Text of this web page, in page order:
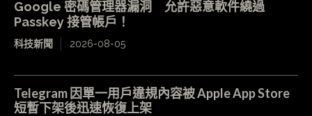
Google 密碼管理器漏洞 允許惡意軟件繞過
Passkey 接管帳戶！
科技新聞 2026-08-05
Telegram 因單一用戶違規內容被 Apple App Store
短暫下架後迅速恢復上架